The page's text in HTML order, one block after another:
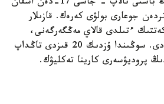
مۇمكىندىك جاسالدى. ەڭ باستى تالاپ - جاسى 17-دەن اسقان
سانتيمەتردەن جوعارى بولۋى كەرەك. قازىلار
ءتىلدى قالاي مەڭگەرگەنى،
قانداي ونەرى بارىن قارادى. سوڭىندا ۇزدىك 20 قىزدى تاڭداپ
پروديۋسەرى كارينا تەكليۋك.